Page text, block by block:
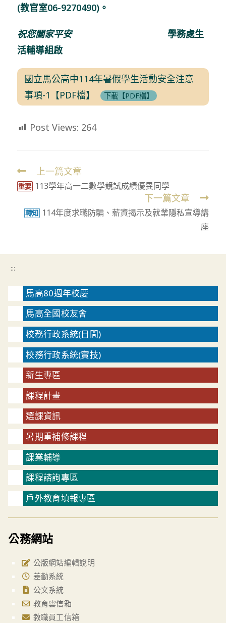
(教官室06-9270490)。
祝您闔家平安 學務處生
活輔導組啟
國立馬公高中114年暑假學生活動安全注意
事項-1【PDF檔】
下載【PDF檔】
Post Views: 264
Read
more
上一篇文章
重要 113學年高一二數學競試成績優異同學
下一篇文章
轉知 114年度求職防騙、薪資揭示及就業隱私宣導講
座
:::
馬高80週年校慶
馬高全國校友會
校務行政系統(日間)
校務行政系統(實技)
新生專區
課程計畫
選課資訊
暑期重補修課程
課業輔導
課程諮詢專區
戶外教育填報專區
公務網站
公版網站編輯說明
差勤系統
公文系統
教育雲信箱
教職員工信箱